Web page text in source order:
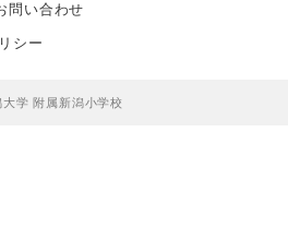
問い合わせ
シー
学 附属新潟小学校